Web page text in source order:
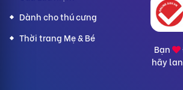
Dành cho thú cưng
Thời trang Mẹ & Bé
Bạn
hãy